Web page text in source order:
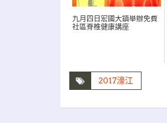
九月四日宏國大鎮舉辦免費
社區脊椎健康講座
2017濠江